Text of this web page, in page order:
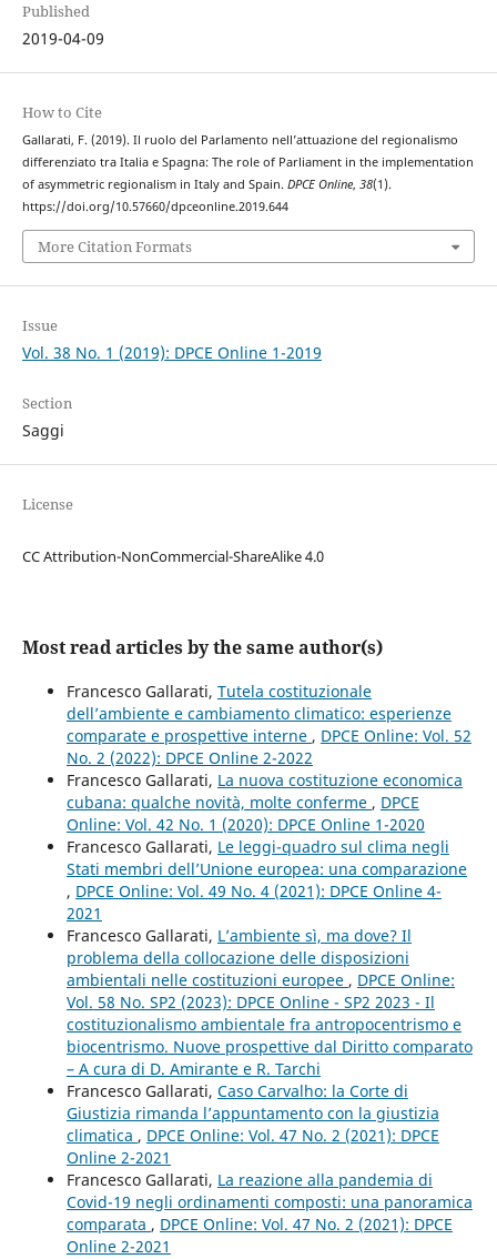
Published
2019-04-09
How to Cite
Gallarati, F. (2019). Il ruolo del Parlamento nell’attuazione del regionalismo
differenziato tra Italia e Spagna: The role of Parliament in the implementation
of asymmetric regionalism in Italy and Spain. DPCE Online, 38(1).
https://doi.org/10.57660/dpceonline.2019.644
More Citation Formats
Issue
Vol. 38 No. 1 (2019): DPCE Online 1-2019
Section
Saggi
License
CC Attribution-NonCommercial-ShareAlike 4.0
Most read articles by the same author(s)
Francesco Gallarati, Tutela costituzionale
dell’ambiente e cambiamento climatico: esperienze
comparate e prospettive interne , DPCE Online: Vol. 52
No. 2 (2022): DPCE Online 2-2022
Francesco Gallarati, La nuova costituzione economica
cubana: qualche novità, molte conferme , DPCE
Online: Vol. 42 No. 1 (2020): DPCE Online 1-2020
Francesco Gallarati, Le leggi-quadro sul clima negli
Stati membri dell’Unione europea: una comparazione
, DPCE Online: Vol. 49 No. 4 (2021): DPCE Online 4-
2021
Francesco Gallarati, L’ambiente sì, ma dove? Il
problema della collocazione delle disposizioni
ambientali nelle costituzioni europee , DPCE Online:
Vol. 58 No. SP2 (2023): DPCE Online - SP2 2023 - Il
costituzionalismo ambientale fra antropocentrismo e
biocentrismo. Nuove prospettive dal Diritto comparato
– A cura di D. Amirante e R. Tarchi
Francesco Gallarati, Caso Carvalho: la Corte di
Giustizia rimanda l’appuntamento con la giustizia
climatica , DPCE Online: Vol. 47 No. 2 (2021): DPCE
Online 2-2021
Francesco Gallarati, La reazione alla pandemia di
Covid-19 negli ordinamenti composti: una panoramica
comparata , DPCE Online: Vol. 47 No. 2 (2021): DPCE
Online 2-2021